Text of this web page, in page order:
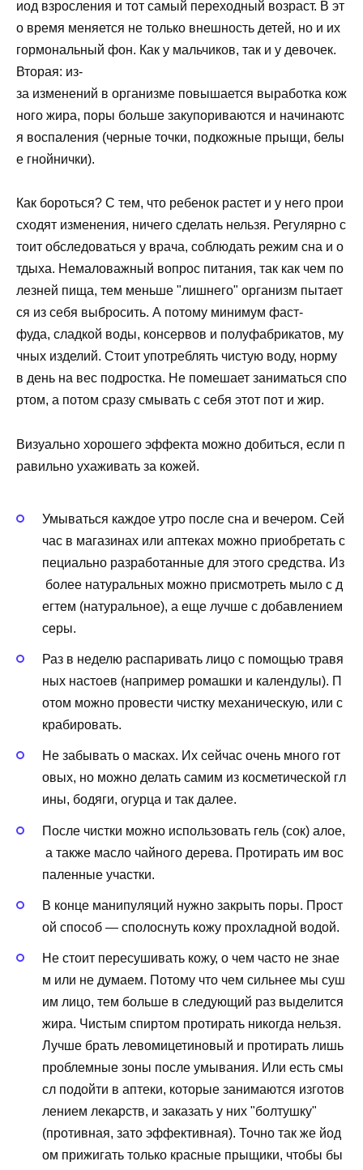
иод взросления и тот самый переходный возраст. В эт
о время меняется не только внешность детей, но и их
гормональный фон. Как у мальчиков, так и у девочек.
Вторая: из-
за изменений в организме повышается выработка кож
ного жира, поры больше закупориваются и начинаютс
я воспаления (черные точки, подкожные прыщи, белы
е гнойнички).
Как бороться? С тем, что ребенок растет и у него прои
сходят изменения, ничего сделать нельзя. Регулярно с
тоит обследоваться у врача, соблюдать режим сна и о
тдыха. Немаловажный вопрос питания, так как чем по
лезней пища, тем меньше "лишнего" организм пытает
ся из себя выбросить. А потому минимум фаст-
фуда, сладкой воды, консервов и полуфабрикатов, му
чных изделий. Стоит употреблять чистую воду, норму
в день на вес подростка. Не помешает заниматься спо
ртом, а потом сразу смывать с себя этот пот и жир.
Визуально хорошего эффекта можно добиться, если п
равильно ухаживать за кожей.
Умываться каждое утро после сна и вечером. Сей
час в магазинах или аптеках можно приобретать с
пециально разработанные для этого средства. Из
более натуральных можно присмотреть мыло с д
егтем (натуральное), а еще лучше с добавлением
серы.
Раз в неделю распаривать лицо с помощью травя
ных настоев (например ромашки и календулы). П
отом можно провести чистку механическую, или с
крабировать.
Не забывать о масках. Их сейчас очень много гот
овых, но можно делать самим из косметической гл
ины, бодяги, огурца и так далее.
После чистки можно использовать гель (сок) алое,
а также масло чайного дерева. Протирать им вос
паленные участки.
В конце манипуляций нужно закрыть поры. Прост
ой способ — сполоснуть кожу прохладной водой.
Не стоит пересушивать кожу, о чем часто не знае
м или не думаем. Потому что чем сильнее мы суш
им лицо, тем больше в следующий раз выделится
жира. Чистым спиртом протирать никогда нельзя.
Лучше брать левомицетиновый и протирать лишь
проблемные зоны после умывания. Или есть смы
сл подойти в аптеки, которые занимаются изготов
лением лекарств, и заказать у них "болтушку"
(противная, зато эффективная). Точно так же йод
ом прижигать только красные прыщики, чтобы бы